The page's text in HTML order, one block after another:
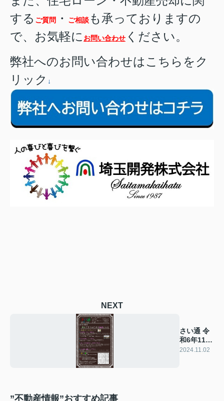
する ご質問 ・ ご相談 も承っておりますの
で、お気軽に お問い合わせ ください。
弊社へのお問い合わせはこちらをク
リック ↓
NEXT
さい通 令
和6年11月
号
2024.11.02
”不動産情報”おすすめ記事